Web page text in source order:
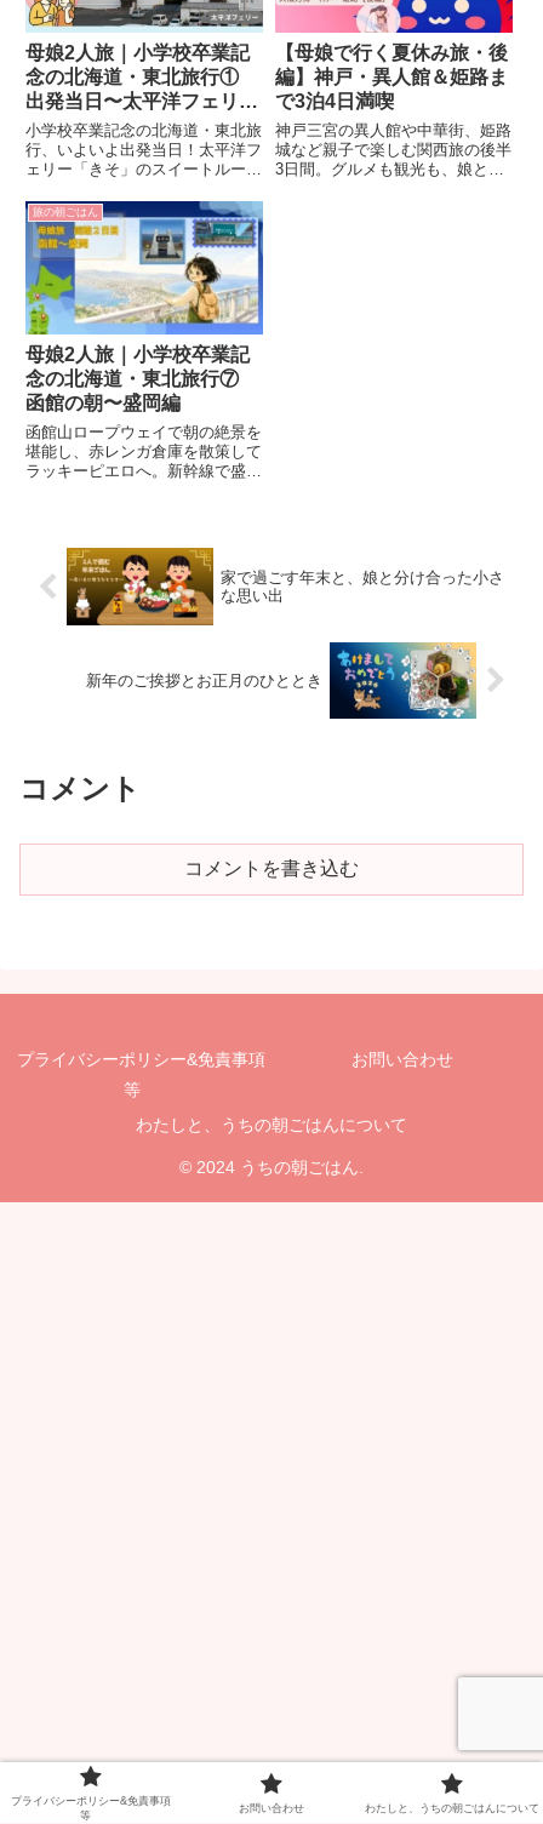
母娘2人旅｜小学校卒業記
念の北海道・東北旅行①
出発当日〜太平洋フェリー
乗船まで
小学校卒業記念の北海道・東北旅
行、いよいよ出発当日！太平洋フ
ェリー「きそ」のスイートルーム
室や乗り場でのハプニングなど、
出発から乗船までの様子をリアル
にレポートします。
【母娘で行く夏休み旅・後
編】神戸・異人館＆姫路ま
で3泊4日満喫
神戸三宮の異人館や中華街、姫路
城など親子で楽しむ関西旅の後半
3日間。グルメも観光も、娘と
旅の朝ごはん
母娘2人旅｜小学校卒業記
念の北海道・東北旅行⑦
函館の朝〜盛岡編
函館山ロープウェイで朝の絶景を
堪能し、赤レンガ倉庫を散策して
ラッキーピエロへ。新幹線で盛岡
正直に。
家で過ごす年末と、娘と分け合った小さ
な思い出
新年のご挨拶とお正月のひととき
コメント
コメントを書き込む
プライバシーポリシー&免責事項
等
お問い合わせ
わたしと、うちの朝ごはんについて
© 2024 うちの朝ごはん.
プライバシーポリシー&免責事項
等
お問い合わせ わたしと、うちの朝ごはんについて